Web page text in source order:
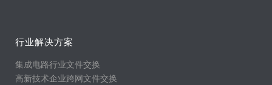
行业解决方案
集成电路行业文件交换
高新技术企业跨网文件交换